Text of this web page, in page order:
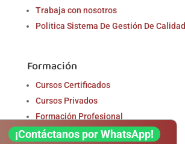
Trabaja con nosotros
Politica Sistema De Gestión De Calidad
Formación
Cursos Certificados
Cursos Privados
Formación Profesional
Oposiciones
¡Contáctanos por WhatsApp!